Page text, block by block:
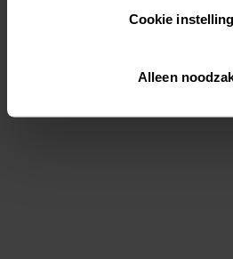
Lees hier meer over in ons
Via "Cookie instellingen" kun je
Cookie
Alleen